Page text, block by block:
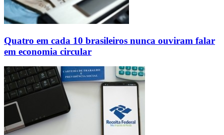
Quatro em cada 10 brasileiros nunca ouviram falar
em economia circular